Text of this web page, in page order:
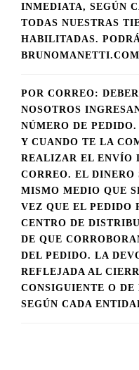
INMEDIATA, SEGÚN
TODAS NUESTRAS
HABILITADAS.
POR CORREO:
NOSOTROS
NÚMERO DE
Y CUANDO TE LA
REALIZAR EL ENVÍO
CORREO. EL DINERO
MISMO MEDIO QUE
VEZ QUE EL PEDIDO
CENTRO DE
DE QUE
DEL PEDIDO. LA
REFLEJADA AL
CONSIGUIENTE O
SEGÚN CADA